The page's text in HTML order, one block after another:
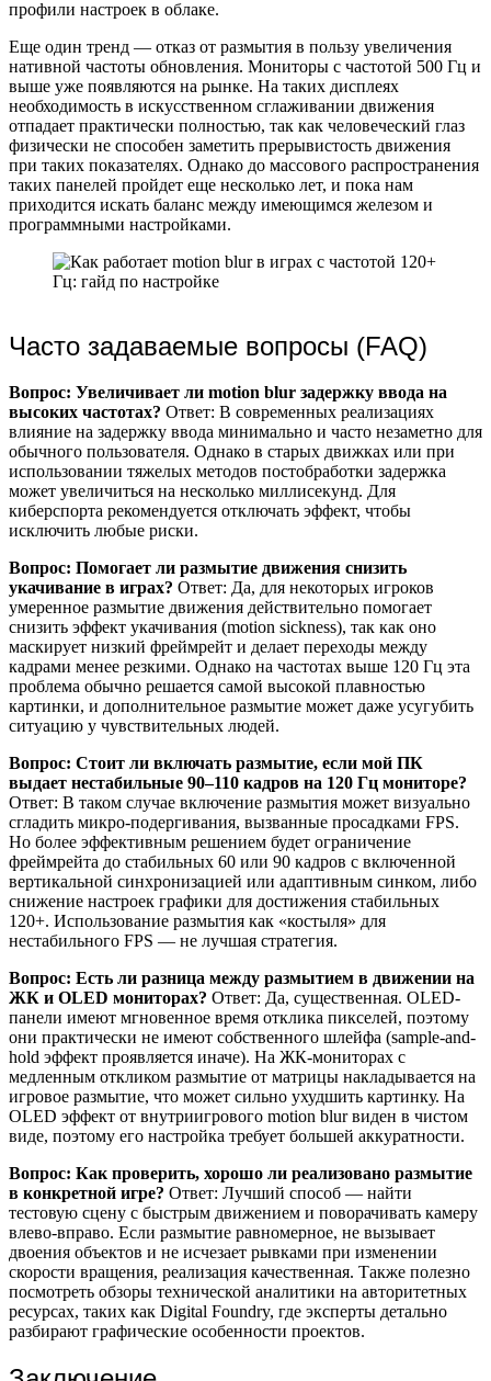
профили настроек в облаке.
Еще один тренд — отказ от размытия в пользу увеличения
нативной частоты обновления. Мониторы с частотой 500 Гц и
выше уже появляются на рынке. На таких дисплеях
необходимость в искусственном сглаживании движения
отпадает практически полностью, так как человеческий глаз
физически не способен заметить прерывистость движения
при таких показателях. Однако до массового распространения
таких панелей пройдет еще несколько лет, и пока нам
приходится искать баланс между имеющимся железом и
программными настройками.
Часто задаваемые вопросы (FAQ)
Вопрос: Увеличивает ли motion blur задержку ввода на
высоких частотах? Ответ: В современных реализациях
влияние на задержку ввода минимально и часто незаметно для
обычного пользователя. Однако в старых движках или при
использовании тяжелых методов постобработки задержка
может увеличиться на несколько миллисекунд. Для
киберспорта рекомендуется отключать эффект, чтобы
исключить любые риски.
Вопрос: Помогает ли размытие движения снизить
укачивание в играх? Ответ: Да, для некоторых игроков
умеренное размытие движения действительно помогает
снизить эффект укачивания (motion sickness), так как оно
маскирует низкий фреймрейт и делает переходы между
кадрами менее резкими. Однако на частотах выше 120 Гц эта
проблема обычно решается самой высокой плавностью
картинки, и дополнительное размытие может даже усугубить
ситуацию у чувствительных людей.
Вопрос: Стоит ли включать размытие, если мой ПК
выдает нестабильные 90–110 кадров на 120 Гц мониторе?
Ответ: В таком случае включение размытия может визуально
сгладить микро-подергивания, вызванные просадками FPS.
Но более эффективным решением будет ограничение
фреймрейта до стабильных 60 или 90 кадров с включенной
вертикальной синхронизацией или адаптивным синком, либо
снижение настроек графики для достижения стабильных
120+. Использование размытия как «костыля» для
нестабильного FPS — не лучшая стратегия.
Вопрос: Есть ли разница между размытием в движении на
ЖК и OLED мониторах? Ответ: Да, существенная. OLED-
панели имеют мгновенное время отклика пикселей, поэтому
они практически не имеют собственного шлейфа (sample-and-
hold эффект проявляется иначе). На ЖК-мониторах с
медленным откликом размытие от матрицы накладывается на
игровое размытие, что может сильно ухудшить картинку. На
OLED эффект от внутриигрового motion blur виден в чистом
виде, поэтому его настройка требует большей аккуратности.
Вопрос: Как проверить, хорошо ли реализовано размытие
в конкретной игре? Ответ: Лучший способ — найти
тестовую сцену с быстрым движением и поворачивать камеру
влево-вправо. Если размытие равномерное, не вызывает
двоения объектов и не исчезает рывками при изменении
скорости вращения, реализация качественная. Также полезно
посмотреть обзоры технической аналитики на авторитетных
ресурсах, таких как Digital Foundry, где эксперты детально
разбирают графические особенности проектов.